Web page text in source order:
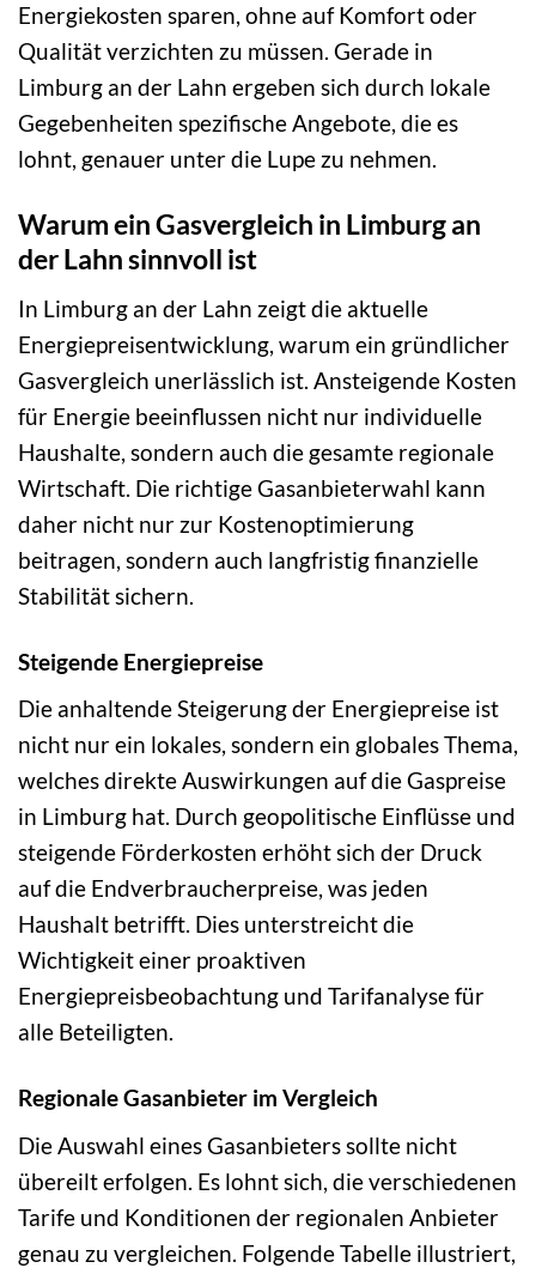
Energiekosten sparen, ohne auf Komfort oder
Qualität verzichten zu müssen. Gerade in
Limburg an der Lahn ergeben sich durch lokale
Gegebenheiten spezifische Angebote, die es
lohnt, genauer unter die Lupe zu nehmen.
Warum ein Gasvergleich in Limburg an
der Lahn sinnvoll ist
In Limburg an der Lahn zeigt die aktuelle
Energiepreisentwicklung, warum ein gründlicher
Gasvergleich unerlässlich ist. Ansteigende Kosten
für Energie beeinflussen nicht nur individuelle
Haushalte, sondern auch die gesamte regionale
Wirtschaft. Die richtige Gasanbieterwahl kann
daher nicht nur zur Kostenoptimierung
beitragen, sondern auch langfristig finanzielle
Stabilität sichern.
Steigende Energiepreise
Die anhaltende Steigerung der Energiepreise ist
nicht nur ein lokales, sondern ein globales Thema,
welches direkte Auswirkungen auf die Gaspreise
in Limburg hat. Durch geopolitische Einflüsse und
steigende Förderkosten erhöht sich der Druck
auf die Endverbraucherpreise, was jeden
Haushalt betrifft. Dies unterstreicht die
Wichtigkeit einer proaktiven
Energiepreisbeobachtung und Tarifanalyse für
alle Beteiligten.
Regionale Gasanbieter im Vergleich
Die Auswahl eines Gasanbieters sollte nicht
übereilt erfolgen. Es lohnt sich, die verschiedenen
Tarife und Konditionen der regionalen Anbieter
genau zu vergleichen. Folgende Tabelle illustriert,